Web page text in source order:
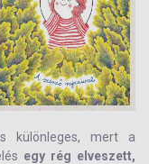
különleges, mert a
egy rég elveszett,